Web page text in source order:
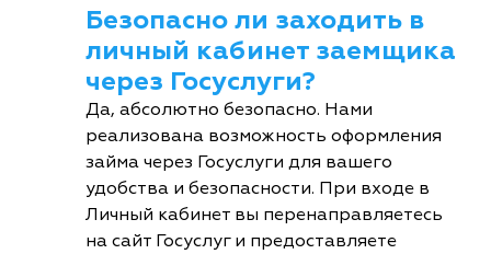
Безопасно ли заходить в
личный кабинет заемщика
через Госуслуги?
Да, абсолютно безопасно. Нами
реализована возможность оформления
займа через Госуслуги для вашего
удобства и безопасности. При входе в
Личный кабинет вы перенаправляетесь
на сайт Госуслуг и предоставляете